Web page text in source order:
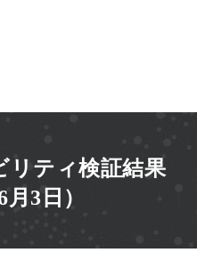
リティ検証結果
月3日）